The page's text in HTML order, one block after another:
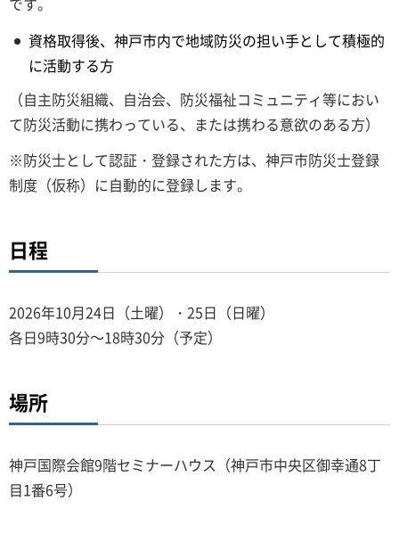
資格取得後、神戸市内で地域防災の担い手として積極的
に活動する方
（自主防災組織、自治会、防災福祉コミュニティ等におい
て防災活動に携わっている、または携わる意欲のある方）
※防災士として認証・登録された方は、神戸市防災士登録
制度（仮称）に自動的に登録します。
日程
2026年10月24日（土曜）・25日（日曜）
各日9時30分～18時30分（予定）
場所
神戸国際会館9階セミナーハウス（神戸市中央区御幸通8丁
目1番6号）